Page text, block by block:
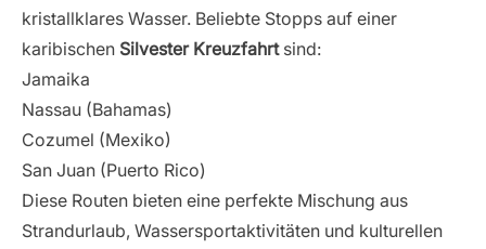
kristallklares Wasser. Beliebte Stopps auf einer
karibischen Silvester Kreuzfahrtsind:
Jamaika
Nassau (Bahamas)
Cozumel (Mexiko)
San Juan (Puerto Rico)
Diese Routen bieten eine perfekte Mischung aus
Strandurlaub, Wassersportaktivitäten und kulturellen